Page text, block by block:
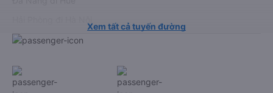
Đà Nẵng đi Huế
Xem tất cả tuyến đường